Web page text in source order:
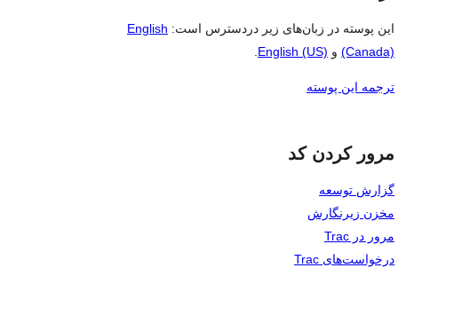
این پوسته در زبان‌های زیر دردسترس است: English
(Canada) و English (US)
ترجمه این پوسته
مرور کردن کد
گزارش توسعه
مخزن زیرنگارش
مرور در Trac
درخواست‌های Trac